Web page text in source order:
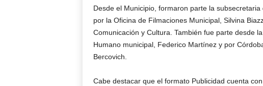
Desde el Municipio, formaron parte la
por la Oficina de Filmaciones Municipal, Silvina
Comunicación y Cultura. También fue parte desde
Humano municipal, Federico Martínez y por
Bercovich.
Cabe destacar que el formato Publicidad cuenta